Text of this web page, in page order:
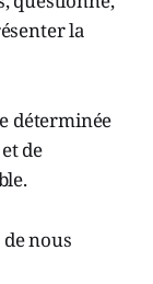
la
déterminée
de
nous